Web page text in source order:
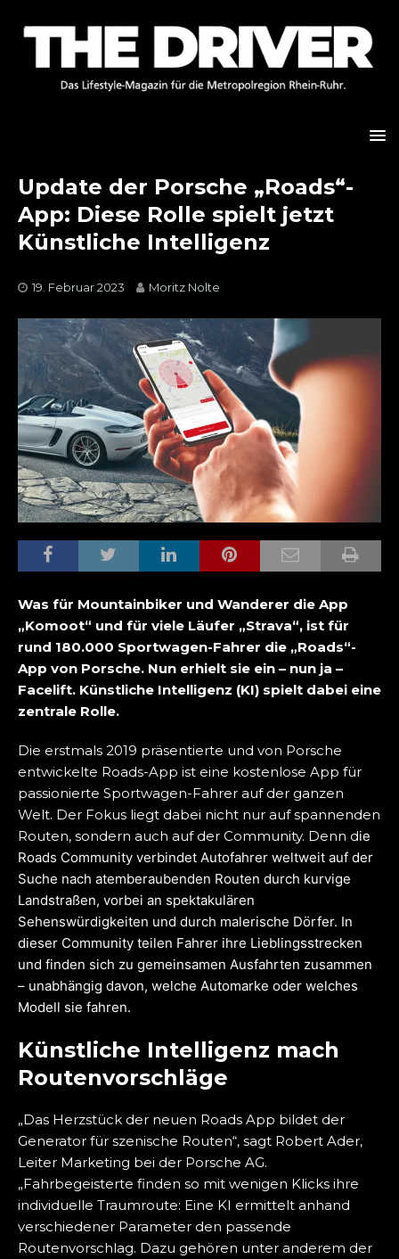
Update der Porsche „Roads“-
App: Diese Rolle spielt jetzt
Künstliche Intelligenz
19. Februar 2023 Moritz Nolte
Was für Mountainbiker und Wanderer die App
„Komoot“ und für viele Läufer „Strava“, ist für
rund 180.000 Sportwagen-Fahrer die „Roads“-
App von Porsche. Nun erhielt sie ein – nun ja –
Facelift. Künstliche Intelligenz (KI) spielt dabei eine
zentrale Rolle.
Die erstmals 2019 präsentierte und von Porsche
entwickelte Roads-App ist eine kostenlose App für
passionierte Sportwagen-Fahrer auf der ganzen
Welt. Der Fokus liegt dabei nicht nur auf spannenden
Routen, sondern auch auf der Community. Denn die
Roads Community verbindet Autofahrer weltweit auf der
Suche nach atemberaubenden Routen durch kurvige
Landstraßen, vorbei an spektakulären
Sehenswürdigkeiten und durch malerische Dörfer. In
dieser Community teilen Fahrer ihre Lieblingsstrecken
und finden sich zu gemeinsamen Ausfahrten zusammen
– unabhängig davon, welche Automarke oder welches
Modell sie fahren.
Künstliche Intelligenz mach
Routenvorschläge
„Das Herzstück der neuen Roads App bildet der
Generator für szenische Routen“, sagt Robert Ader,
Leiter Marketing bei der Porsche AG.
„Fahrbegeisterte finden so mit wenigen Klicks ihre
individuelle Traumroute: Eine KI ermittelt anhand
verschiedener Parameter den passende
Routenvorschlag. Dazu gehören unter anderem der